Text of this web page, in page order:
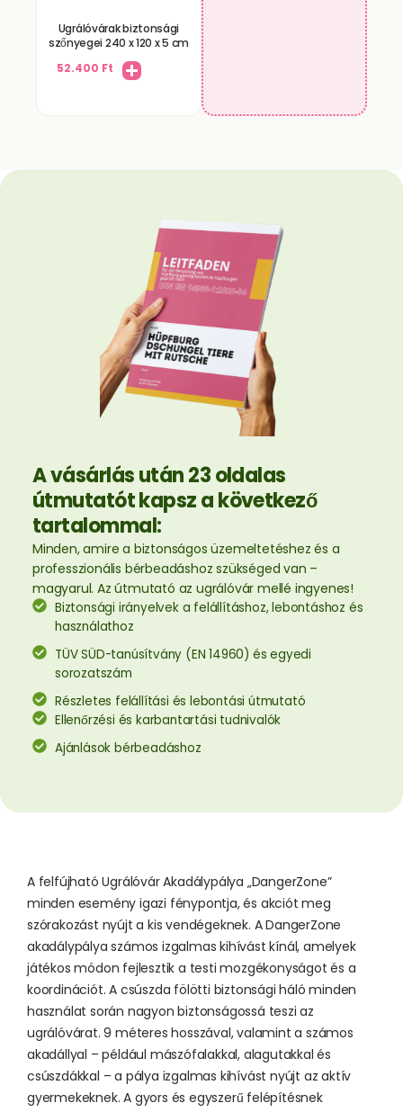
Ugrálóvárak biztonsági
szőnyegei 240 x 120 x 5 cm
52.400 Ft
A vásárlás után 23 oldalas
útmutatót kapsz a következő
tartalommal:
Minden, amire a biztonságos üzemeltetéshez és a
professzionális bérbeadáshoz szükséged van –
magyarul. Az útmutató az ugrálóvár mellé ingyenes!
Biztonsági irányelvek a felállításhoz, lebontáshoz és
használathoz
TÜV SÜD-tanúsítvány (EN 14960) és egyedi
sorozatszám
Részletes felállítási és lebontási útmutató
Ellenőrzési és karbantartási tudnivalók
Ajánlások bérbeadáshoz
A felfújható Ugrálóvár Akadálypálya „DangerZone”
minden esemény igazi fénypontja, és akciót meg
szórakozást nyújt a kis vendégeknek. A DangerZone
akadálypálya számos izgalmas kihívást kínál, amelyek
játékos módon fejlesztik a testi mozgékonyságot és a
koordinációt. A csúszda fölötti biztonsági háló minden
használat során nagyon biztonságossá teszi az
ugrálóvárat. 9 méteres hosszával, valamint a számos
akadállyal – például mászófalakkal, alagutakkal és
csúszdákkal – a pálya izgalmas kihívást nyújt az aktív
gyermekeknek. A gyors és egyszerű felépítésnek